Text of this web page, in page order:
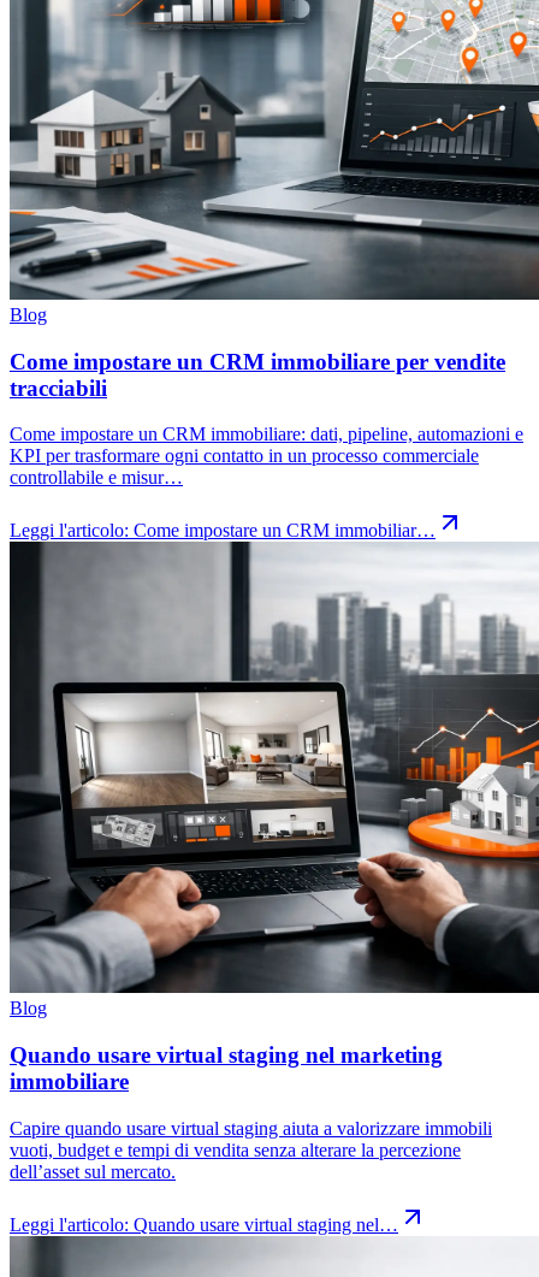
Blog
Come impostare un CRM immobiliare per vendite
tracciabili
Come impostare un CRM immobiliare: dati, pipeline, automazioni e
KPI per trasformare ogni contatto in un processo commerciale
controllabile e misur…
Leggi l'articolo: Come impostare un CRM immobiliar…
Blog
Quando usare virtual staging nel marketing
immobiliare
Capire quando usare virtual staging aiuta a valorizzare immobili
vuoti, budget e tempi di vendita senza alterare la percezione
dell’asset sul mercato.
Leggi l'articolo: Quando usare virtual staging nel…